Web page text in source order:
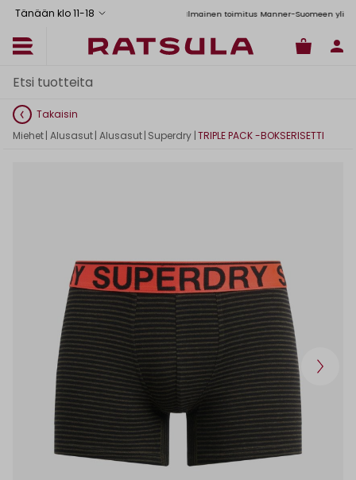
Tänään klo 11-18
Toimituskulut alk. 6,90€ Ilmainen toimitus Manner-Suomeen yli 120
Takaisin
Miehet| Alusasut| Alusasut | Superdry |TRIPLE PACK -BOKSERISETTI